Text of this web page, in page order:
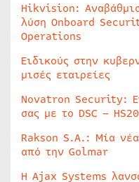
Hikvision:
λύση Onboard
Operations
Ειδικούς στην
μισές εταιρείες
Novatron Security:
σας με το DSC –
Rakson S.A.: Μία
από την Golmar
Η Ajax Systems